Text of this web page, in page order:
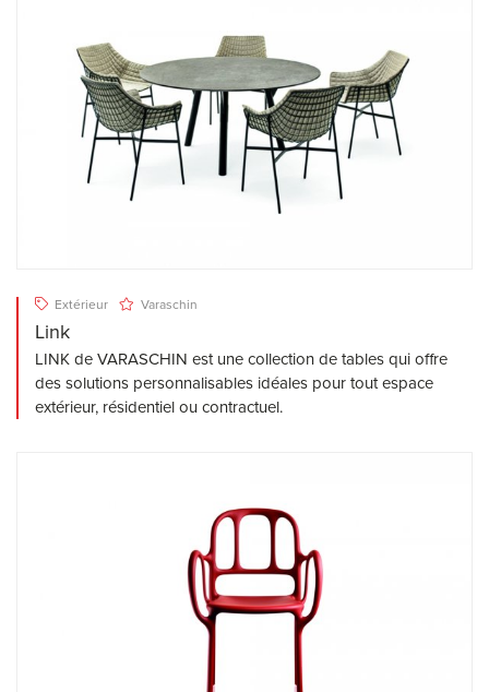
Extérieur Varaschin
Link
LINK de VARASCHIN est une collection de tables qui offre
des solutions personnalisables idéales pour tout espace
extérieur, résidentiel ou contractuel.